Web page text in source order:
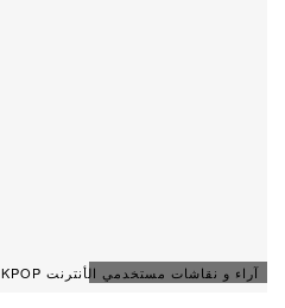
آراء و نقاشات مستخدمي الأنترنت KPOP